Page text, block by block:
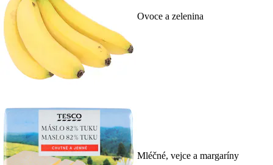
Ovoce a zelenina
Mléčné, vejce a margaríny